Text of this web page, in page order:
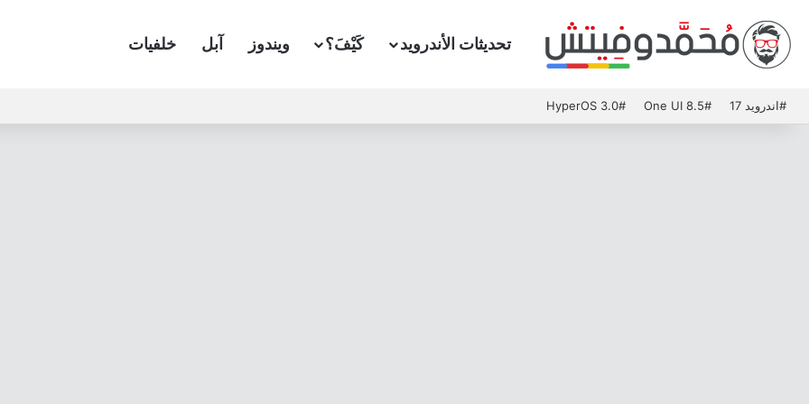
تحديثات الأندرويد كَيْفَ؟ ويندوز آبل خلفيات
#اندرويد 17 #One UI 8.5
#HyperOS 3.0